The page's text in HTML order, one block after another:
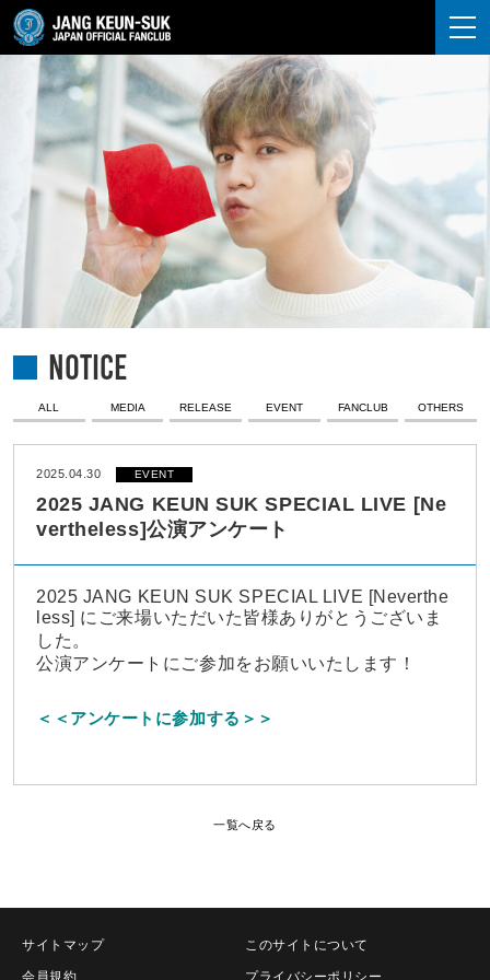
NOTICE
ALL MEDIA RELEASE EVENT FANCLUB OTHERS
2025.04.30 EVENT
2025 JANG KEUN SUK SPECIAL LIVE [Ne
vertheless]公演アンケート
2025 JANG KEUN SUK SPECIAL LIVE [Neverthe
less] にご来場いただいた皆様ありがとうございま
した。
公演アンケートにご参加をお願いいたします！
＜＜アンケートに参加する＞＞
一覧へ戻る
サイトマップ このサイトについて
会員規約 プライバシーポリシー